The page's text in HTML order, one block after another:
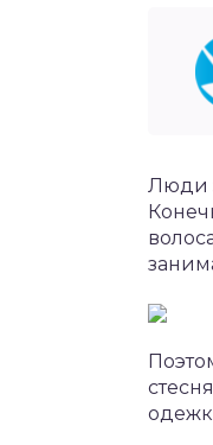
Люди